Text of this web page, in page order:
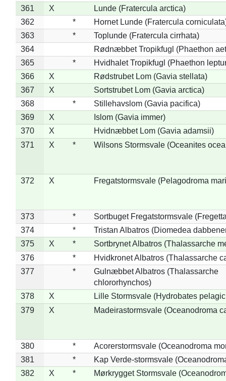
361 X
Lunde (Fratercula arctica)
362
*
Hornet Lunde (Fratercula
363
*
Toplunde (Fratercula cirrhata)
364
Rødnæbbet Tropikfugl (Phaethon
365
*
Hvidhalet Tropikfugl (Phaethon
366
X
Rødstrubet Lom (Gavia stellata)
367
X
Sortstrubet Lom (Gavia arctica)
368
*
Stillehavslom (Gavia pacifica)
369
X
Islom (Gavia immer)
370
X
Hvidnæbbet Lom (Gavia adamsii)
371
X * Wilsons Stormsvale (Oceanites
372 X Fregatstormsvale (Pelagodroma
373 *
Sortbuget Fregatstormsvale
374
*
Tristan Albatros (Diomedea
375
X *
Sortbrynet Albatros (Thalassarche
376
*
Hvidkronet Albatros (Thalassarche
377
*
Gulnæbbet Albatros (Thalassarche
chlororhynchos)
378
X
Lille Stormsvale (Hydrobates
379
X Madeirastormsvale (Oceanodroma
380 *
Acorerstormsvale (Oceanodroma
381
*
Kap Verde-stormsvale
382
X * Mørkrygget Stormsvale